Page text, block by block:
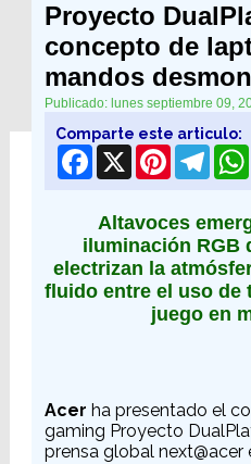
Proyecto
concepto de
mandos
Publicado: lunes septiembre 09,
Comparte este articulo:
Facebook Pinterest
Altavoces
iluminación RGB
electrizan la
fluido entre el uso de
juego en
Acer ha presentado el
gaming Proyecto
prensa global next@acer